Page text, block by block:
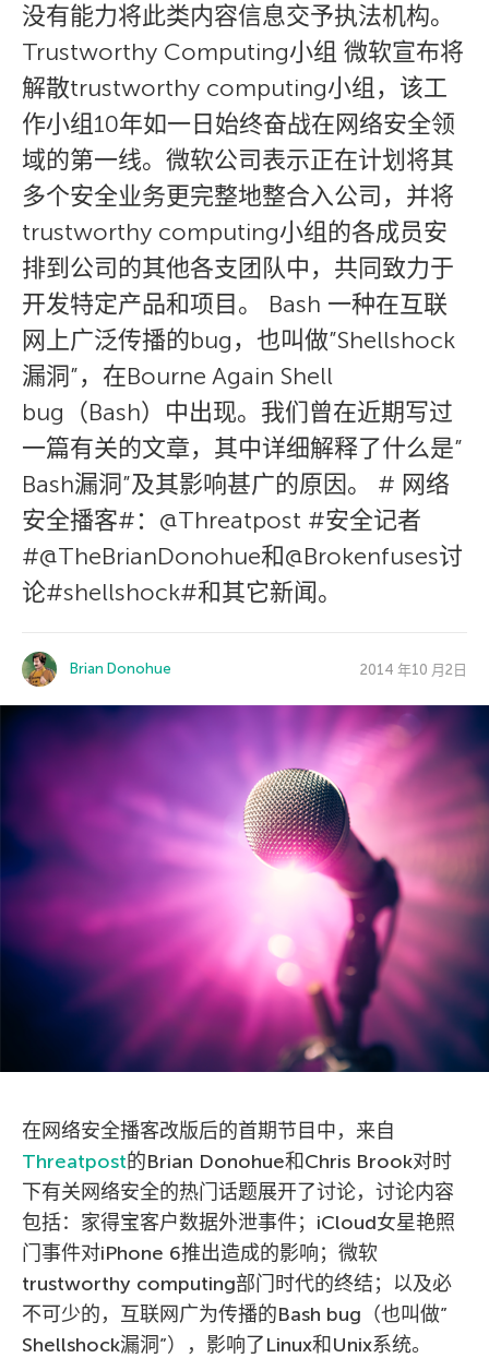
没有能力将此类内容信息交予执法机构。
Trustworthy Computing小组 微软宣布将
解散trustworthy computing小组，该工
作小组10年如一日始终奋战在网络安全领
域的第一线。微软公司表示正在计划将其
多个安全业务更完整地整合入公司，并将
trustworthy computing小组的各成员安
排到公司的其他各支团队中，共同致力于
开发特定产品和项目。 Bash 一种在互联
网上广泛传播的bug，也叫做”Shellshock
漏洞”，在Bourne Again Shell
bug（Bash）中出现。我们曾在近期写过
一篇有关的文章，其中详细解释了什么是”
Bash漏洞”及其影响甚广的原因。 # 网络
安全播客#：@Threatpost #安全记者
#@TheBrianDonohue和@Brokenfuses讨
论#shellshock#和其它新闻。
Brian Donohue 2014 年10 月2日
在网络安全播客改版后的首期节目中，来自
Threatpost的Brian Donohue和Chris Brook对时
下有关网络安全的热门话题展开了讨论，讨论内容
包括：家得宝客户数据外泄事件；iCloud女星艳照
门事件对iPhone 6推出造成的影响；微软
trustworthy computing部门时代的终结；以及必
不可少的，互联网广为传播的Bash bug（也叫做”
Shellshock漏洞”），影响了Linux和Unix系统。